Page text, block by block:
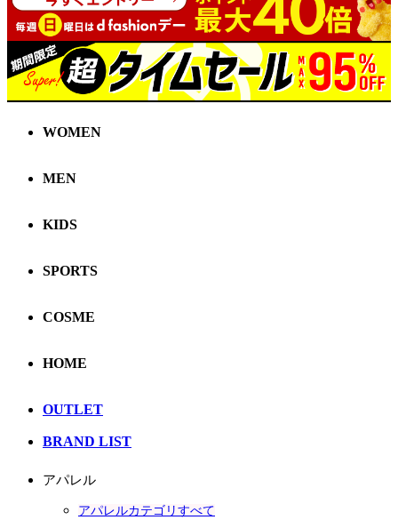
WOMEN
MEN
KIDS
SPORTS
COSME
HOME
OUTLET
BRAND LIST
アパレル
アパレルカテゴリすべて